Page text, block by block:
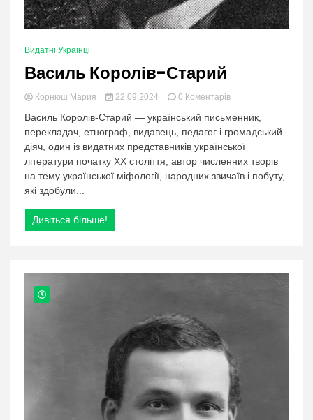
Видатні Українці
Василь Королів-Старий
Корнюш Мария 22.09.2024 0 Коментарівв
Василь
Королів-
Старий
Василь Королів-Старий — український письменник,
перекладач, етнограф, видавець, педагог і громадський
діяч, один із видатних представників української
літератури початку XX століття, автор численних творів
на тему української міфології, народних звичаїв і побуту,
які здобули...
Дивіться більше!